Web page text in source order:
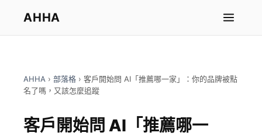
AHHA
AHHA › 部落格 › 客戶開始問 AI「推薦哪一家」：你的品牌被點
名了嗎，又該怎麼追蹤
客戶開始問 AI「推薦哪一